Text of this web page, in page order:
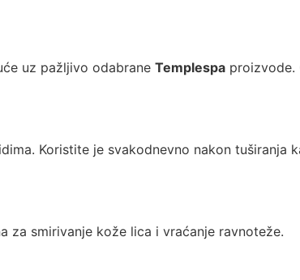
uz pažljivo odabrane Templespa proizvode.
Koristite je svakodnevno nakon tuširanja
za smirivanje kože lica i vraćanje ravnoteže.